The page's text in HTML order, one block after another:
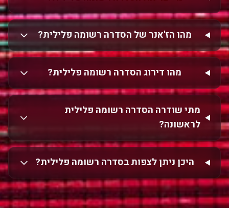
מהו הז'אנר של הסדרה רשומה פלילית?
מהו דירוג הסדרה רשומה פלילית?
מתי שודרה הסדרה רשומה פלילית
לראשונה?
היכן ניתן לצפות בסדרה רשומה פלילית?